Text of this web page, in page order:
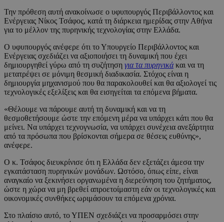
Την πρόθεση αυτή ανακοίνωσε ο υφυπουργός Περιβάλλοντος και
Ενέργειας Νίκος Τσάφος, κατά τη διάρκεια ημερίδας στην Αθήνα
για το μέλλον της πυρηνικής τεχνολογίας στην Ελλάδα.
Ο υφυπουργός ανέφερε ότι το Υπουργείο Περιβάλλοντος και
Ενέργειας σχεδιάζει να αξιοποιήσει τη δυναμική που έχει
δημιουργηθεί γύρω από τη συζήτηση για τα πυρηνικάκαι να τη
μετατρέψει σε μόνιμη θεσμική διαδικασία. Στόχος είναι η
δημιουργία μηχανισμού που θα παρακολουθεί και θα αξιολογεί τις
τεχνολογικές εξελίξεις και θα εισηγείται τα επόμενα βήματα.
«Θέλουμε να πάρουμε αυτή τη δυναμική και να τη
θεσμοθετήσουμε ώστε την επόμενη μέρα να υπάρχει κάτι που θα
μείνει. Να υπάρχει τεχνογνωσία, να υπάρχει συνέχεια ανεξάρτητα
από τα πρόσωπα που βρίσκονται σήμερα σε θέσεις ευθύνης»,
ανέφερε.
Ο κ. Τσάφος διευκρίνισε ότι η Ελλάδα δεν εξετάζει άμεσα την
εγκατάσταση πυρηνικών μονάδων. Ωστόσο, όπως είπε, είναι
αναγκαίο να ξεκινήσει οργανωμένα η διερεύνηση του ζητήματος,
ώστε η χώρα να μη βρεθεί απροετοίμαστη εάν οι τεχνολογικές και
οικονομικές συνθήκες ωριμάσουν τα επόμενα χρόνια.
Στο πλαίσιο αυτό, το ΥΠΕΝ σχεδιάζει να προσαρμόσει στην